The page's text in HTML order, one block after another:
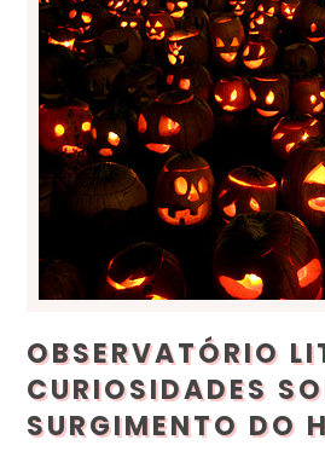
OBSERVATÓRIO
CURIOSIDADES
SURGIMENTO DO